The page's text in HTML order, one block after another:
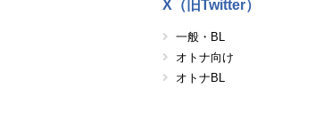
X（旧Twitter）
一般・BL
オトナ向け
オトナBL